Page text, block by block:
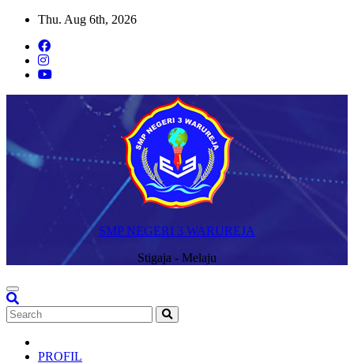
Skip
content
Thu. Aug 6th, 2026
SMP NEGERI 3 WARUREJA
Stigaja - Melaju
PROFIL